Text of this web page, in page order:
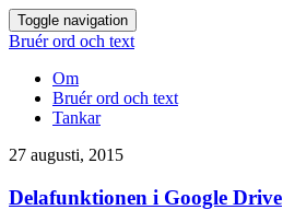
Toggle navigation
Bruér ord och text
Om
Bruér ord och text
Tankar
27 augusti, 2015
Delafunktionen i Google Drive